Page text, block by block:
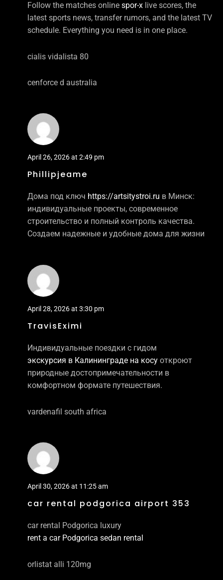
Follow the matches online spor-x live scores, the
latest sports news, transfer rumors, and the latest TV
schedule. Everything you need is in one place.
cialis vidalista 80
cenforce d australia
April 26, 2026 at 2:49 pm
Phillipjeame
Дома под ключ https://artsitystroi.ru в Минск:
индивидуальные проекты, современное
строительство и полный контроль качества.
Создаем надежные и удобные дома для жизни
April 28, 2026 at 3:30 pm
TravisEximi
Индивидуальные поездки с гидом
экскурсия в Калининграде на косу откроют
природные достопримечательности в
комфортном формате путешествия.
vardenafil south africa
April 30, 2026 at 11:25 am
car rental podgorica airport 353
car rental Podgorica luxury
rent a car Podgorica sedan rental
orlistat alli 120mg